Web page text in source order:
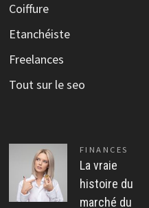
Coiffure
Etanchéiste
Freelances
Tout sur le seo
FINANCES
La vraie
histoire du
marché du